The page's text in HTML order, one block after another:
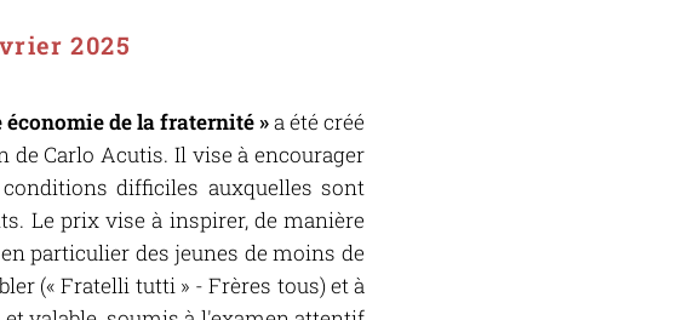
2025
de la fraternité »a été créé
de Carlo Acutis. Il vise à encourager
difficiles auxquelles sont
Le prix vise à inspirer, de manière
particulier des jeunes de moins de
(« Fratelli tutti » - Frères tous) et à